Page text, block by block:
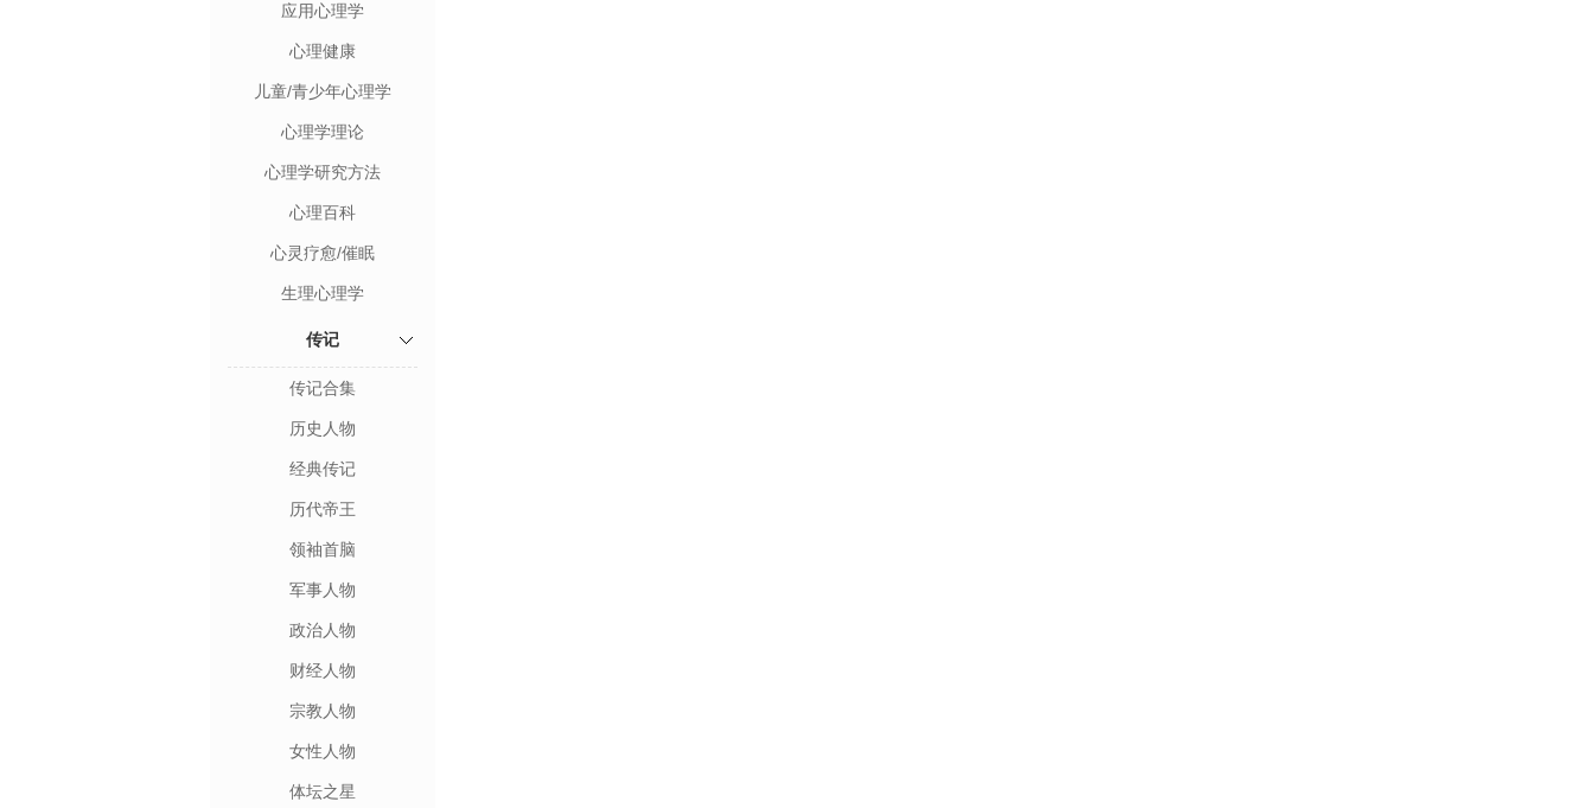
应用心理学
心理健康
儿童/青少年心理学
心理学理论
心理学研究方法
心理百科
心灵疗愈/催眠
生理心理学
传记
传记合集
历史人物
经典传记
历代帝王
领袖首脑
军事人物
政治人物
财经人物
宗教人物
女性人物
体坛之星